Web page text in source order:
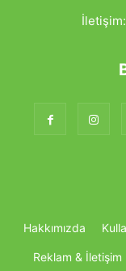
İletişim:
Hakkımızda
Reklam & İletişim